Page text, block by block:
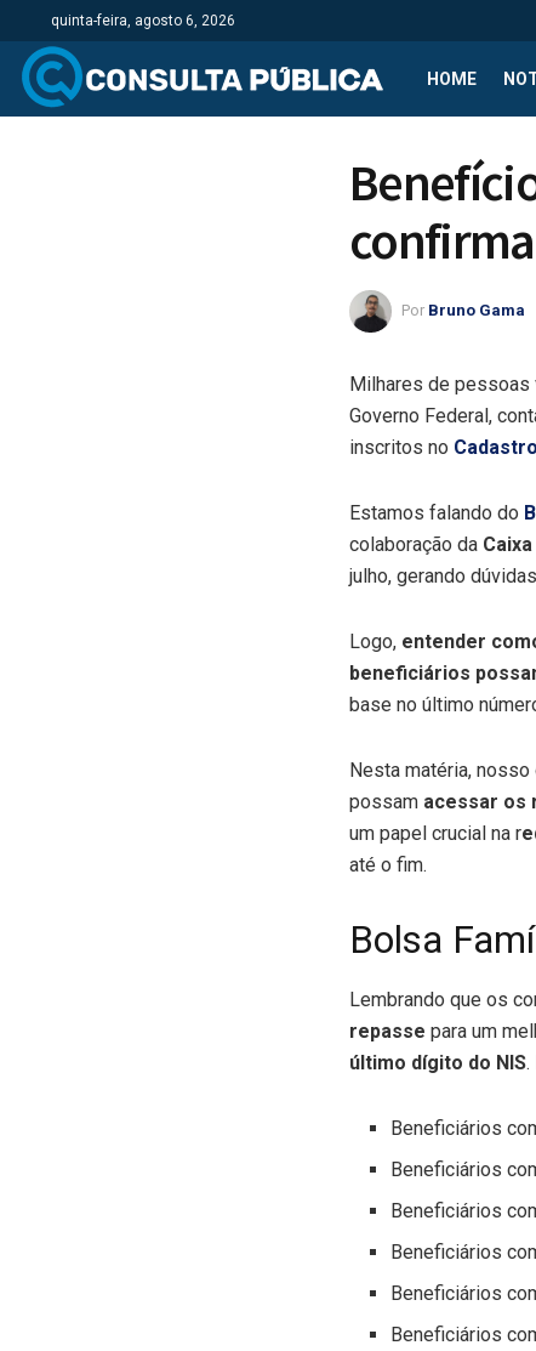
quinta-feira, agosto 6, 2026
HOME
Por Bruno Gama
Milhares de pessoas
Governo Federal,
inscritos no
Estamos falando do
colaboração da
julho, gerando
Logo, entender
beneficiários
base no último
Nesta matéria,
possam acessar os
um papel crucial na r
até o fim.
Bolsa
Lembrando que os
repasse para um
último dígito do NIS.
Beneficiários
Beneficiários
Beneficiários
Beneficiários
Beneficiários
Beneficiários